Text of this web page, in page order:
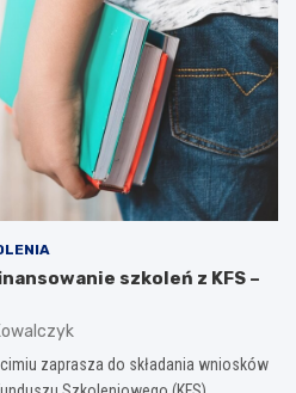
szkoleń z KFS –
zaprasza do składania wniosków